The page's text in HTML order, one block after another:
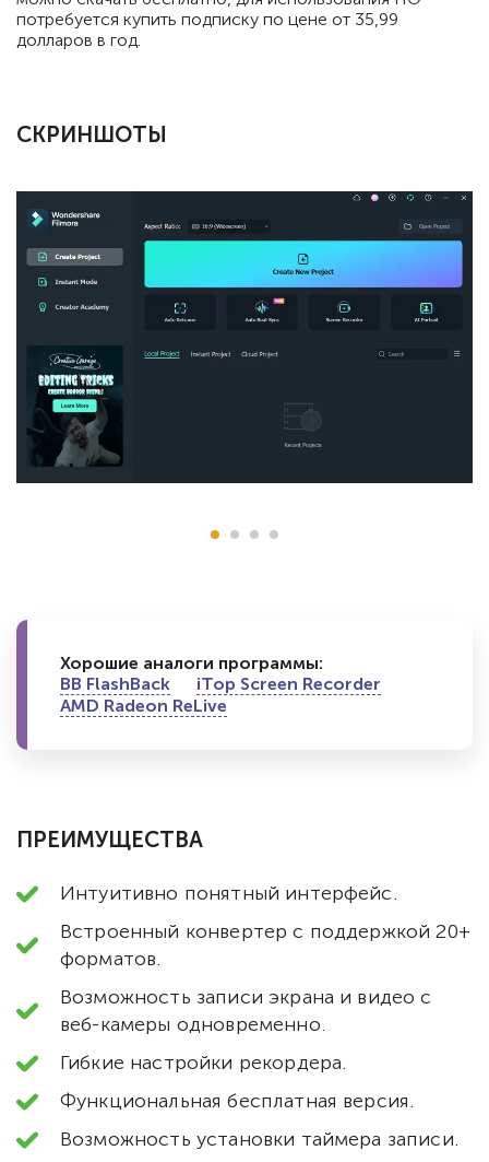
потребуется купить подписку по цене от 35,99
долларов в год.
СКРИНШОТЫ
Хорошие аналоги программы:
BB FlashBack
iTop Screen Recorder
AMD Radeon ReLive
ПРЕИМУЩЕСТВА
Интуитивно понятный интерфейс.
Встроенный конвертер с поддержкой 20+
форматов.
Возможность записи экрана и видео с
веб-камеры одновременно.
Гибкие настройки рекордера.
Функциональная бесплатная версия.
Возможность установки таймера записи.